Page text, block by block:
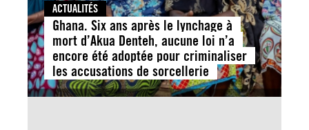
ACTUALITÉS
Ghana. Six ans après le lynchage à
mort d’Akua Denteh, aucune loi n’a
encore été adoptée pour criminaliser
les accusations de sorcellerie